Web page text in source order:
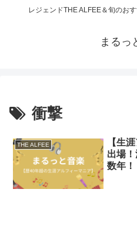
レジェンドTHE ALFEE＆旬のお
まるっ
衝撃
THE ALFEE
【生
出場
数年！